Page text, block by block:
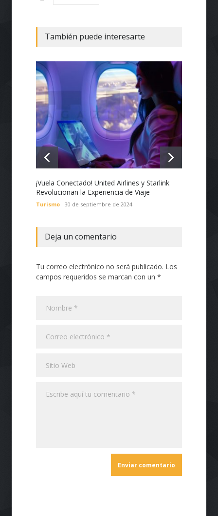
También puede interesarte
¡Vuela Conectado! United Airlines y Starlink
Revolucionan la Experiencia de Viaje
Turismo 30 de septiembre de 2024
Deja un comentario
Tu correo electrónico no será publicado. Los
campos requeridos se marcan con un *